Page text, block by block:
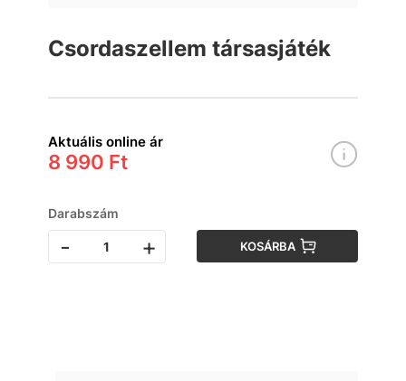
Csordaszellem társasjáték
Aktuális online ár
8 990 Ft
Darabszám
- + KOSÁRBA